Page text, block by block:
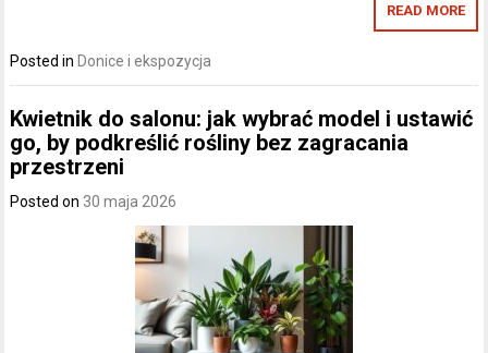
READ MORE
Posted in Donice i ekspozycja
Kwietnik do salonu: jak wybrać model i ustawić
go, by podkreślić rośliny bez zagracania
przestrzeni
Posted on 30 maja 2026